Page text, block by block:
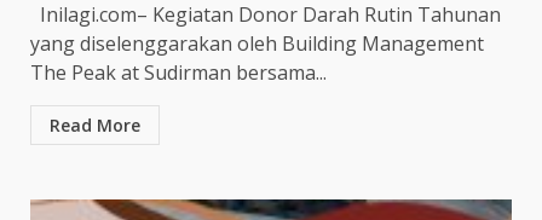
Inilagi.com– Kegiatan Donor Darah Rutin Tahunan
yang diselenggarakan oleh Building Management
The Peak at Sudirman bersama...
Read More